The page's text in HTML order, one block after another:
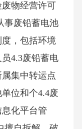
物经营许可
事废铅蓄电池
，包括环境
4.3废铅蓄电
集中转运点
位和个4.4废
化平台管